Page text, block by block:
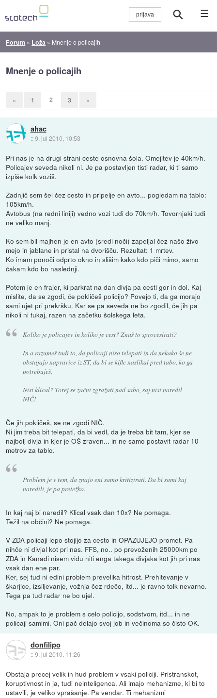
☰
Forum » Loža » Mnenje o policajih
Mnenje o policajih
« 1 2 3 »
ahac
::9. jul 2010, 10:53
Pri nas je na drugi strani ceste osnovna šola. Omejitev je 40km/h.
Policajev seveda nikoli ni. Je pa postavljen tisti radar, ki ti samo
izpiše kolk voziš.
Zadnjič sem šel čez cesto in pripelje en avto... pogledam na tablo:
105km/h.
Avtobus (na redni liniji) vedno vozi tudi do 70km/h. Tovornjaki tudi
ne veliko manj.
Ko sem bil majhen je en avto (sredi noči) zapeljal čez našo živo
mejo in jablane in pristal na dvorišču. Rezultat: 1 mrtev.
Ko imam ponoči odprto okno in slišim kako kdo piči mimo, samo
čakam kdo bo naslednji.
Potem je en frajer, ki parkrat na dan divja pa cesti gor in dol. Kaj
mislite, da se zgodi, če pokličeš policijo? Povejo ti, da ga morajo
sami ujet pri prekršku. Kar se pa seveda ne bo zgodil, če jih pa
nikoli ni tukaj, razen na začetku šolskega leta.
Koliko je policajev in koliko je cest? Znaš to sprocesirati?
In a razumeš tudi to, da policaji niso telepati in da nekako še ne
obstajajo napravice iz ST, da bi se kiflc naslikal pred tabo, ko ga
potrebuješ.
Nisi klical? Torej se začni zgražati nad sabo, saj nisi naredil
NIČ!
Če jih pokličeš, se ne zgodi NIČ.
Ni jim treba bit telepati, da bi vedl, da je treba bit tam, kjer se
najbolj divja in kjer je OŠ zraven... in ne samo postavit radar 10
metrov za tablo.
Problem je v tem, da znajo eni samo kritizirati. Da bi sami kaj
naredili, je pa pretežko.
In kaj naj bi naredil? Klical vsak dan 10x? Ne pomaga.
Težil na občini? Ne pomaga.
V ZDA policaji lepo stojijo za cesto in OPAZUJEJO promet. Pa
nihče ni divjal kot pri nas. FFS, no.. po prevoženih 25000km po
ZDA in Kanadi nisem vidu niti enga takega divjaka kot jih pri nas
vsak dan ene par.
Ker, sej tud ni edini problem prevelika hitrost. Prehitevanje v
škarjice, izsiljevanje, vožnja čez rdečo, itd... je ravno tolk nevarno.
Tega pa tud radar ne bo ujel.
No, ampak to je problem s celo policijo, sodstvom, itd... in ne
policaji samimi. Oni pač delajo svoj job in večinoma so čisto OK.
donfilipo
::9. jul 2010, 11:26
Obstaja precej velik in hud problem v vsaki policiji. Pristranskot,
koruptivnost in ja, tudi neinteligenca. Ali imajo mehanizme, ki bi to
ustavili, je veliko vprašanje. Pa vendar. Ti mehanizmi